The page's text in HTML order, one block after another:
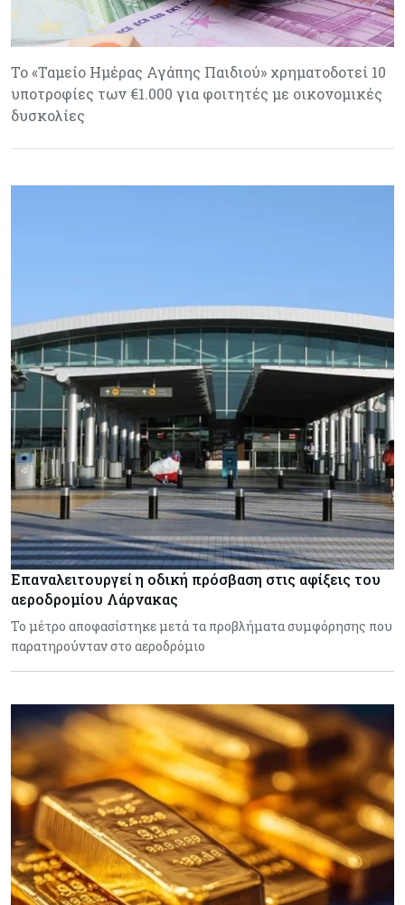
Το «Ταμείο Ημέρας Αγάπης Παιδιού» χρηματοδοτεί 10
υποτροφίες των €1.000 για φοιτητές με οικονομικές
δυσκολίες
Επαναλειτουργεί η οδική πρόσβαση στις αφίξεις του
αεροδρομίου Λάρνακας
Το μέτρο αποφασίστηκε μετά τα προβλήματα συμφόρησης που
παρατηρούνταν στο αεροδρόμιο